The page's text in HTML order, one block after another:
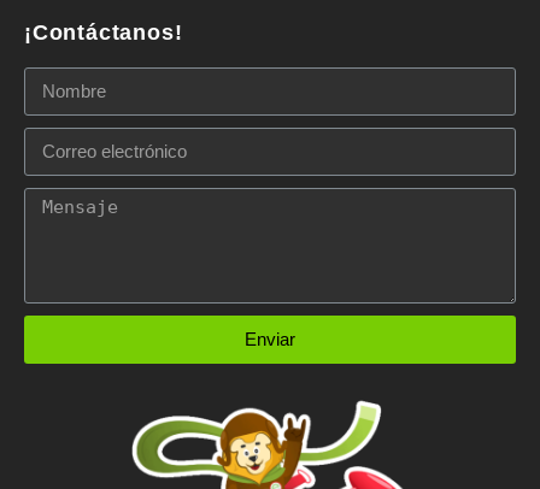
¡Contáctanos!
Enviar